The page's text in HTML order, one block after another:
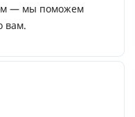
— мы поможем
вам.